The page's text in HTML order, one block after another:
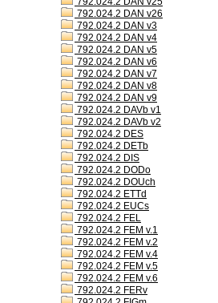
792.024.2 DAN v26
792.024.2 DAN v3
792.024.2 DAN v4
792.024.2 DAN v5
792.024.2 DAN v6
792.024.2 DAN v7
792.024.2 DAN v8
792.024.2 DAN v9
792.024.2 DAVb v1
792.024.2 DAVb v2
792.024.2 DES
792.024.2 DETb
792.024.2 DIS
792.024.2 DODo
792.024.2 DOUch
792.024.2 ETTd
792.024.2 EUCs
792.024.2 FEL
792.024.2 FEM v.1
792.024.2 FEM v.2
792.024.2 FEM v.4
792.024.2 FEM v.5
792.024.2 FEM v.6
792.024.2 FERv